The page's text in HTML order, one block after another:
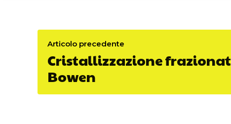
Articolo precedente
Cristallizzazione
Bowen